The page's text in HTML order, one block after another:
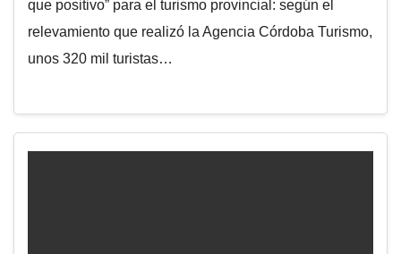
que positivo” para el turismo provincial: según el
relevamiento que realizó la Agencia Córdoba Turismo,
unos 320 mil turistas…